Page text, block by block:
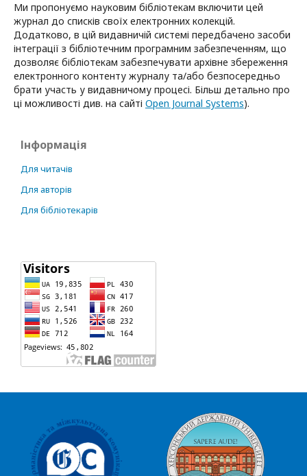
Ми пропонуємо науковим бібліотекам включити цей
журнал до списків своїх електронних колекцій.
Додатково, в цій видавничій системі передбачено засоби
інтеграції з бібліотечним програмним забезпеченням, що
дозволяє бібліотекам забезпечувати архівне збереження
електронного контенту журналу та/або безпосередньо
брати участь у видавничому процесі. Більш детально про
ці можливості див. на сайті Open Journal Systems).
Інформація
Для читачів
Для авторів
Для бібліотекарів